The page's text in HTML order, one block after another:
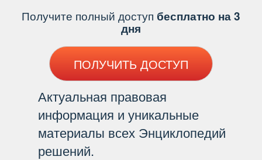
Получите полный доступ есплатно на 3
дня
ПОЛУЧИТЬ ДОСТУП
Актуальная правовая
информация и уникальные
материалы всех Энциклопедий
решений.